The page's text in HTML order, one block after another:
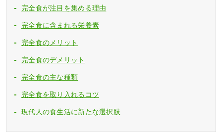
完全食が注目を集める理由
完全食に含まれる栄養素
完全食のメリット
完全食のデメリット
完全食の主な種類
完全食を取り入れるコツ
現代人の食生活に新たな選択肢